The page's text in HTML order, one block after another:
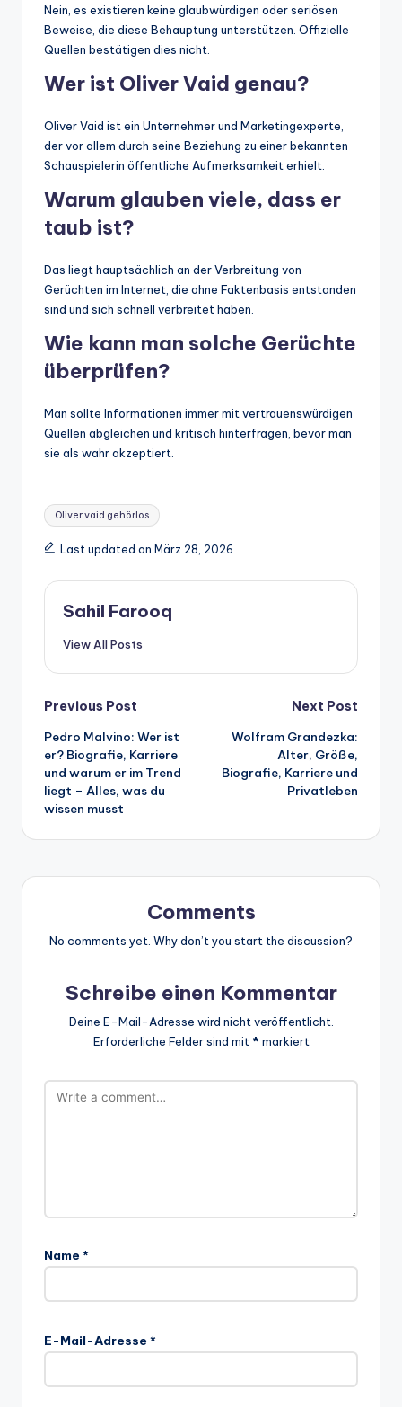
Nein, es existieren keine glaubwürdigen oder seriösen
Beweise, die diese Behauptung unterstützen. Offizielle
Quellen bestätigen dies nicht.
Wer ist Oliver Vaid genau?
Oliver Vaid ist ein Unternehmer und Marketingexperte,
der vor allem durch seine Beziehung zu einer bekannten
Schauspielerin öffentliche Aufmerksamkeit erhielt.
Warum glauben viele, dass er
taub ist?
Das liegt hauptsächlich an der Verbreitung von
Gerüchten im Internet, die ohne Faktenbasis entstanden
sind und sich schnell verbreitet haben.
Wie kann man solche Gerüchte
überprüfen?
Man sollte Informationen immer mit vertrauenswürdigen
Quellen abgleichen und kritisch hinterfragen, bevor man
sie als wahr akzeptiert.
Tags:
Oliver vaid gehörlos
Last updated on März 28, 2026
Sahil Farooq
View All Posts
Post
navigation
Previous Post
Pedro Malvino: Wer ist
er? Biografie, Karriere
und warum er im Trend
liegt – Alles, was du
wissen musst
Next Post
Wolfram Grandezka:
Alter, Größe,
Biografie, Karriere und
Privatleben
Comments
No comments yet. Why don’t you start the discussion?
Schreibe einen Kommentar
Deine E-Mail-Adresse wird nicht veröffentlicht.
Erforderliche Felder sind mit * markiert
Name *
E-Mail-Adresse *